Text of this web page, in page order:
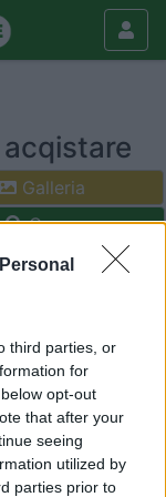
third parties, or
for
opt-out
that after your
seeing
utilized by
parties prior to
Galleria
Cerca
con mia moglie
delucidazione su
m 71 ed
prezzi differenti